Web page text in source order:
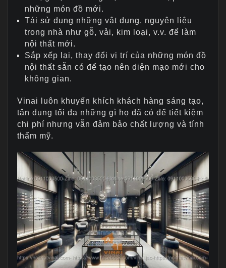
những món đồ mới.
Tái sử dụng những vật dụng, nguyên liệu
trong nhà như gỗ, vải, kim loại, v.v. để làm
nội thất mới.
Sắp xếp lại, thay đổi vị trí của những món đồ
nội thất sẵn có để tạo nên diện mạo mới cho
không gian.
Vinai luôn khuyến khích khách hàng sáng tạo,
tận dụng tối đa những gì họ đã có để tiết kiệm
chi phí nhưng vẫn đảm bảo chất lượng và tính
thẩm mỹ.